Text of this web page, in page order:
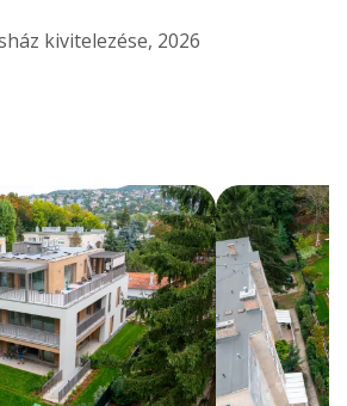
kivitelezése, 2026